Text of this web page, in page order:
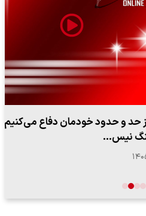
دفاع می‌کنیم، اما به‌دنبال